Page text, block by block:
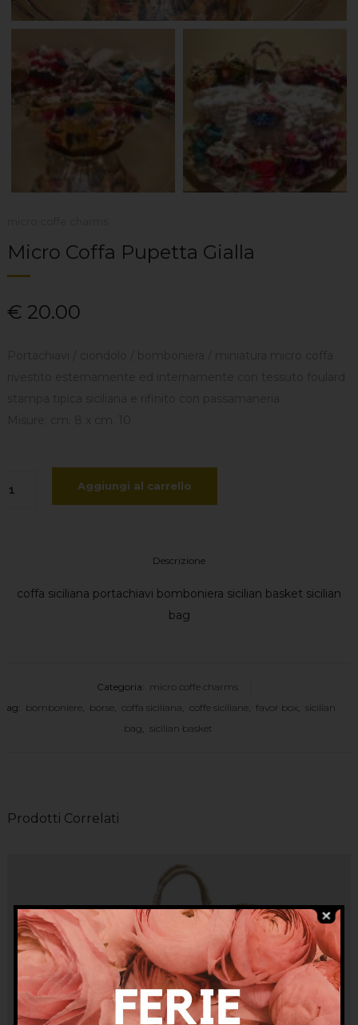
Micro Coffa Pupetta Gialla
€ 20.00
Aggiungi al carrello
Descrizione
coffa siciliana portachiavi bomboniera sicilian basket sicilian
bag
Categoria: micro coffe charms
Tag: bomboniere, borse, coffa siciliana, coffe siciliane, favor box, sicilian
bag, sicilian basket
Prodotti Correlati